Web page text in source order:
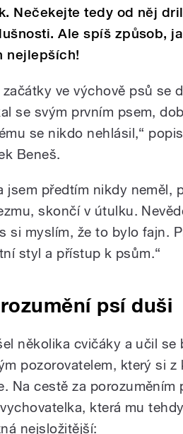
Nečekejte tedy od něj
Ale spíš způsob,
nejlepších!
začátky ve výchově psů se
se svým prvním psem,
se nikdo nehlásil,“
Beneš.
jsem předtím nikdy neměl,
skončí v útulku.
si myslím, že to bylo fajn.
styl a přístup k psům.“
psí duši
několika cvičáky a učil
pozorovatelem, který si
Na cestě za
která mu
nejsložitější: